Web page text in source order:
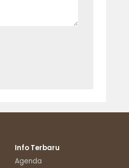
Info Terbaru
Agenda